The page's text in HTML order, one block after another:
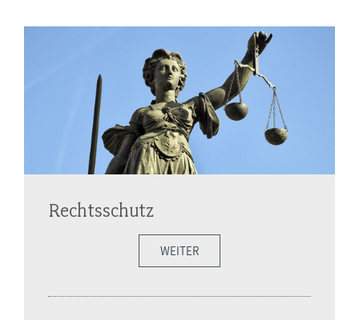
Rechtsschutz
WEITER